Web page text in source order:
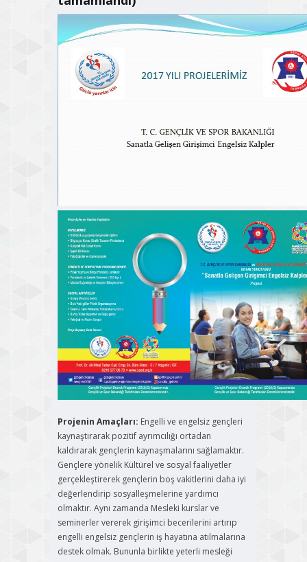
Projenin Amaçları: Engelli ve engelsiz gençleri
kaynaştırarak pozitif ayrımcılığı ortadan
kaldırarak gençlerin kaynaşmalarını sağlamaktır.
Gençlere yönelik Kültürel ve sosyal faaliyetler
gerçekleştirerek gençlerin boş vakitlerini daha iyi
değerlendirip sosyalleşmelerine yardımcı
olmaktır. Aynı zamanda Mesleki kurslar ve
seminerler vererek girişimci becerilerini artırıp
engelli engelsiz gençlerin iş hayatına atılmalarına
destek olmak. Bununla birlikte yeterli mesleği